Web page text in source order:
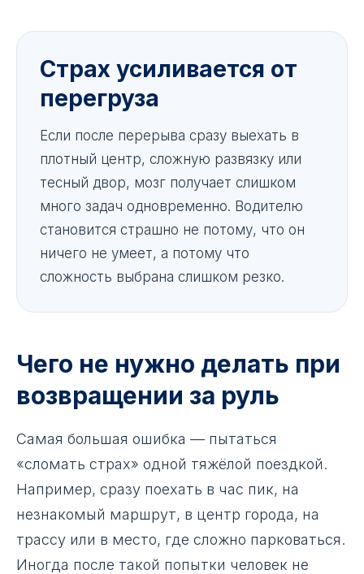
Страх усиливается от
перегруза
Если после перерыва сразу выехать в
плотный центр, сложную развязку или
тесный двор, мозг получает слишком
много задач одновременно. Водителю
становится страшно не потому, что он
ничего не умеет, а потому что
сложность выбрана слишком резко.
Чего не нужно делать при
возвращении за руль
Самая большая ошибка — пытаться
«сломать страх» одной тяжёлой поездкой.
Например, сразу поехать в час пик, на
незнакомый маршрут, в центр города, на
трассу или в место, где сложно парковаться.
Иногда после такой попытки человек не